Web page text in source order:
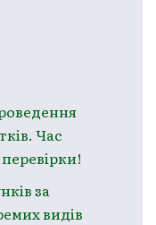
Час
за
видів